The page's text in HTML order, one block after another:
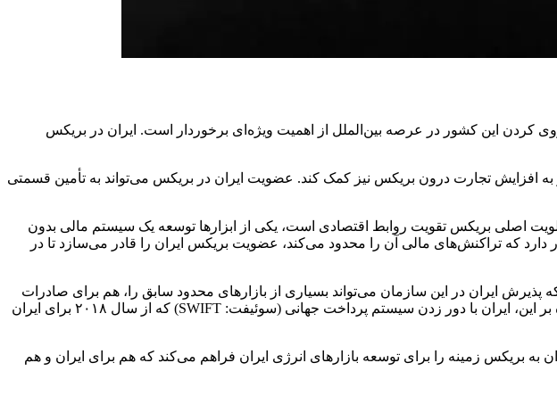
کردن این کشور در عرصه بین‌الملل از اهمیت ویژه‌ای برخوردار است. ایران در بریکس
افزایش تجارت درون بریکس نیز کمک کند. عضویت ایران در بریکس می‌‌‌‌‌‌‌‌‌تواند به تأمین قسمتی
اصلی بریکس تقویت روابط اقتصادی است، یکی از ابزارها توسعه یک سیستم مالی بدون
که تراکنش‌های مالی آن را محدود می‌کند، عضویت بریکس ایران را قادر می‌سازد تا در
ایران در این سازمان می‌تواند بسیاری از بازارهای محدود سابق را، هم برای صادرات
نفت، گاز و سایر محصولات و هم برای واردات بسیاری از کالاهای مصرفی که ایران فاقد آن است، باز کند. علاوه بر این، ایران با دور زدن سیستم پرداخت جهانی (سوئیفت: SWIFT) که از سال ۲۰۱۸ برای ایران
به بریکس زمینه را برای توسعه بازارهای انرژی ایران فراهم می‌کند که هم برای ایران و هم